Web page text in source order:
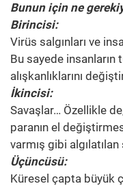
Bunun için ne
Birincisi:
Virüs salgınları ve
Bu sayede insanların
alışkanlıklarını
İkincisi:
Savaşlar… Özellikle
paranın el
varmış gibi
Üçüncüsü:
Küresel çapta büyük